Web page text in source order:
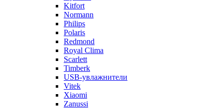
Kitfort
Normann
Philips
Polaris
Redmond
Royal Clima
Scarlett
Timberk
USB-увлажнители
Vitek
Xiaomi
Zanussi